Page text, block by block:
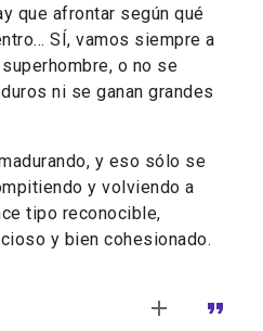
que afrontar según qué
SÍ, vamos siempre a
o no se
ni se ganan grandes
y eso sólo se
y volviendo a
tipo reconocible,
y bien cohesionado.